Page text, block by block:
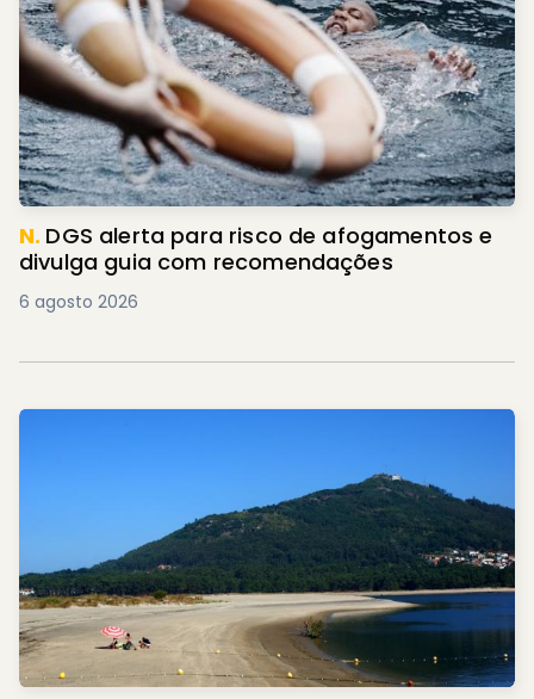
N. DGS alerta para risco de afogamentos e
divulga guia com recomendações
6 agosto 2026